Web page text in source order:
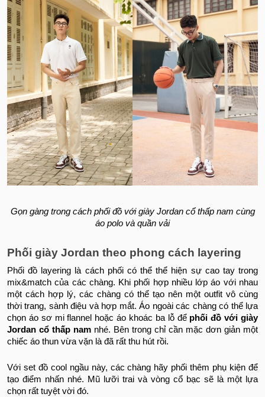
Gọn gàng trong cách phối đồ với giày Jordan cổ thấp nam cùng
áo polo và quần vải
Phối giày Jordan theo phong cách layering
Phối đồ layering là cách phối có thể thể hiện sự cao tay trong
mix&match của các chàng. Khi phối hợp nhiều lớp áo với nhau
một cách hợp lý, các chàng có thể tạo nên một outfit vô cùng
thời trang, sành điệu và hợp mắt. Áo ngoài các chàng có thể lựa
chọn áo sơ mi flannel hoặc áo khoác ba lỗ đểphối đồ với giày
Jordan cổ thấp nam nhé. Bên trong chỉ cần mặc dơn giản một
chiếc áo thun vừa vặn là đã rất thu hút rồi.
Với set đồ cool ngầu này, các chàng hãy phối thêm phụ kiện để
tạo điểm nhấn nhé. Mũ lưỡi trai và vòng cổ bạc sẽ là một lựa
chọn rất tuyệt vời đó.